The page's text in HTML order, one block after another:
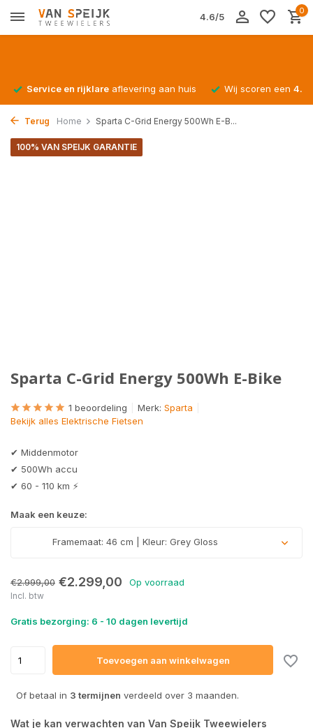
4.6/5
0
Service en rijklare aflevering aan huis Wij scoren een
Terug Home Sparta C-Grid Energy 500Wh E-B...
Sparta C-Grid Energy 500Wh E-Bike
100% VAN SPEIJK GARANTIE
1 beoordeling Merk: Sparta
Bekijk alles Elektrische Fietsen
✔ Middenmotor
✔ 500Wh accu
✔ 60 - 110 km ⚡
Maak een keuze:
Framemaat: 46 cm | Kleur: Grey Gloss
€2.999,00 €2.299,00 Op voorraad
Incl. btw
Gratis bezorging: 6 - 10 dagen levertijd
Toevoegen aan winkelwagen
Of betaal in 3 termijnen verdeeld over 3 maanden.
Wat je kan verwachten van Van Speijk Tweewielers